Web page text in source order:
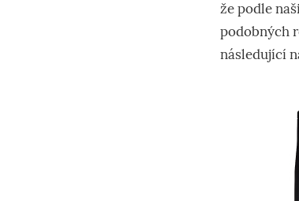
že podle
podobných
následující